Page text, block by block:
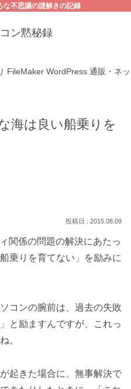
な不思議の謎解きの記録
ン黙秘録
FileMaker WordPress 通販・ネ
海は良い船乗りを
2015.08.09
関係の問題の解決にあたっ
乗りを育てない」を励みに
コンの腕前は、過去の失敗
と励ますんですが、これっ
。
起きた場合に、無事解決で